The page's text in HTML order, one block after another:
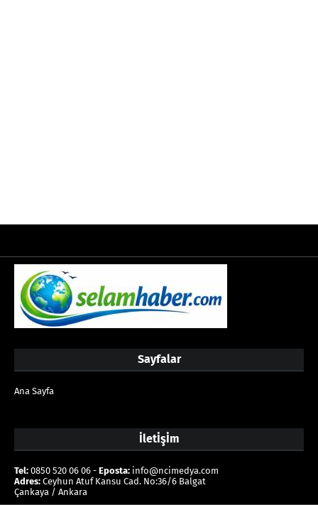
Sayfalar
Ana Sayfa
İletİşİm
Tel: 0850 520 06 06 - Eposta: info@ncimedya.com
Adres: Ceyhun Atuf Kansu Cad. No:36/6 Balgat
Çankaya / Ankara